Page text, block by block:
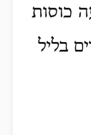
כוסות
בליל